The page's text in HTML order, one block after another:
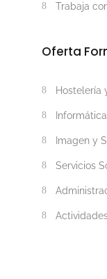
Trabaja
Oferta
Hostelería
Imagen y
Servicios